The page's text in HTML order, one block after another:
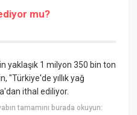
mu?
yaklaşık 1 milyon 350 bin ton
"Türkiye'de yıllık yağ
ithal ediliyor.
tamamını burada okuyun: